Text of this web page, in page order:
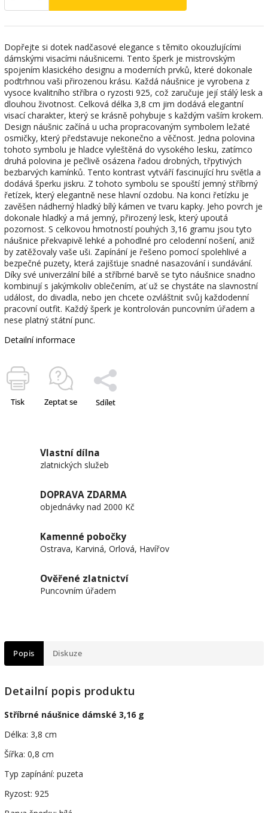
Dopřejte si dotek nadčasové elegance s těmito okouzlujícími
dámskými visacími náušnicemi. Tento šperk je mistrovským
spojením klasického designu a moderních prvků, které dokonale
podtrhnou vaši přirozenou krásu. Každá náušnice je vyrobena z
vysoce kvalitního stříbra o ryzosti 925, což zaručuje její stálý lesk a
dlouhou životnost. Celková délka 3,8 cm jim dodává elegantní
visací charakter, který se krásně pohybuje s každým vaším krokem.
Design náušnic začíná u ucha propracovaným symbolem ležaté
osmičky, který představuje nekonečno a věčnost. Jedna polovina
tohoto symbolu je hladce vyleštěná do vysokého lesku, zatímco
druhá polovina je pečlivě osázena řadou drobných, třpytivých
bezbarvých kamínků. Tento kontrast vytváří fascinující hru světla a
dodává šperku jiskru. Z tohoto symbolu se spouští jemný stříbrný
řetízek, který elegantně nese hlavní ozdobu. Na konci řetízku je
zavěšen nádherný hladký bílý kámen ve tvaru kapky. Jeho povrch je
dokonale hladký a má jemný, přirozený lesk, který upoutá
pozornost. S celkovou hmotností pouhých 3,16 gramu jsou tyto
náušnice překvapivě lehké a pohodlné pro celodenní nošení, aniž
by zatěžovaly vaše uši. Zapínání je řešeno pomocí spolehlivé a
bezpečné puzety, která zajišťuje snadné nasazování i sundávání.
Díky své univerzální bílé a stříbrné barvě se tyto náušnice snadno
kombinují s jakýmkoliv oblečením, ať už se chystáte na slavnostní
událost, do divadla, nebo jen chcete ozvláštnit svůj každodenní
pracovní outfit. Každý šperk je kontrolován puncovním úřadem a
nese platný státní punc.
Detailní informace
Tisk Zeptat se Sdílet
Vlastní dílna
zlatnických služeb
DOPRAVA ZDARMA
objednávky nad 2000 Kč
Kamenné pobočky
Ostrava, Karviná, Orlová, Havířov
Ověřené zlatnictví
Puncovním úřadem
Popis Diskuze
Detailní popis produktu
Stříbrné náušnice dámské 3,16 g
Délka: 3,8 cm
Šířka: 0,8 cm
Typ zapínání: puzeta
Ryzost: 925